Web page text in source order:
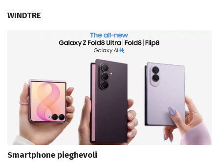
WINDTRE
Smartphone pieghevoli